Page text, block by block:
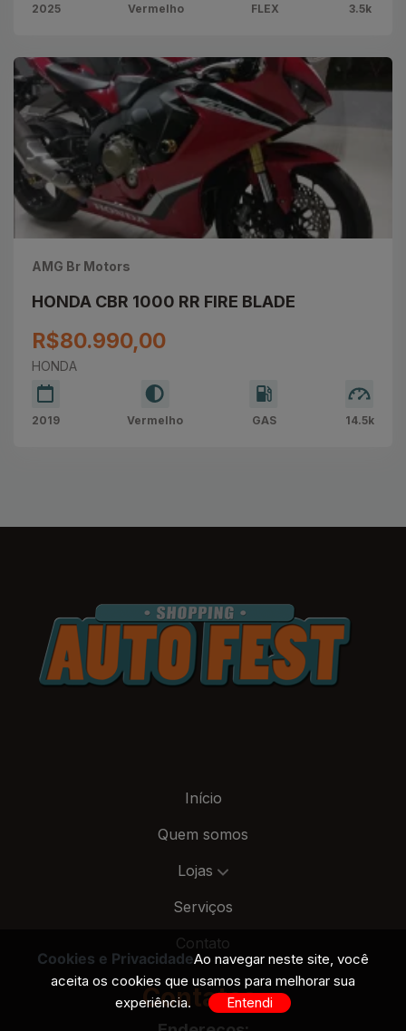
2025 Vermelho FLEX 3.5k
AMG Br Motors
HONDA CBR 1000 RR FIRE BLADE
R$80.990,00
HONDA
2019 Vermelho GAS 14.5k
Início
Quem somos
Lojas
Serviços
Contato
Contatos:
Cookies e PrivacidadeAo navegar neste site, você
aceita os cookies que usamos para melhorar sua
experiência.
Entendi